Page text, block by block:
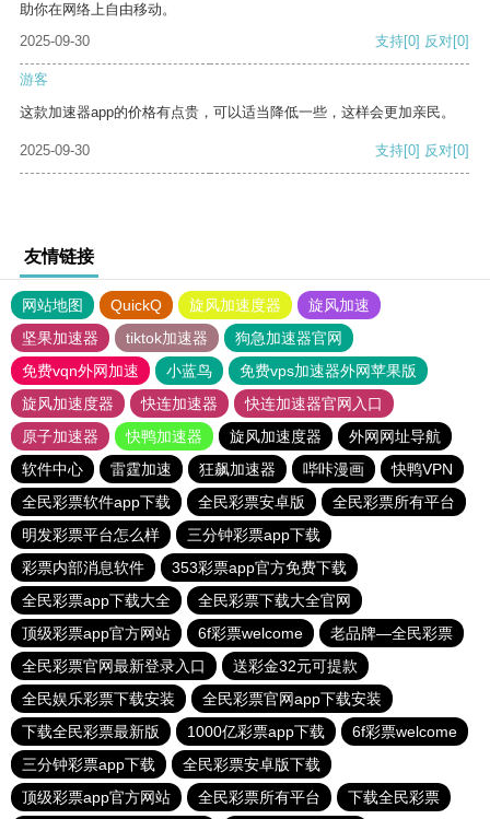
助你在网络上自由移动。
2025-09-30
支持[0] 反对[0]
游客
这款加速器app的价格有点贵，可以适当降低一些，这样会更加亲民。
2025-09-30 支持[0] 反对[0]
友情链接
网站地图 QuickQ 旋风加速度器
旋风加速
坚果加速器
tiktok加速器
狗急加速器官网
免费vqn外网加速
小蓝鸟
免费vps加速器外网苹果版
旋风加速度器
快连加速器
快连加速器官网入口
原子加速器
快鸭加速器 旋风加速度器
外网网址导航
软件中心
雷霆加速 狂飙加速器 哔咔漫画
快鸭VPN
全民彩票软件app下载
全民彩票安卓版
全民彩票所有平台
明发彩票平台怎么样
三分钟彩票app下载
彩票内部消息软件
353彩票app官方免费下载
全民彩票app下载大全
全民彩票下载大全官网
顶级彩票app官方网站
6f彩票welcome
老品牌—全民彩票
全民彩票官网最新登录入口
送彩金32元可提款
全民娱乐彩票下载安装
全民彩票官网app下载安装
下载全民彩票最新版
1000亿彩票app下载
6f彩票welcome
三分钟彩票app下载
全民彩票安卓版下载
顶级彩票app官方网站
全民彩票所有平台 下载全民彩票